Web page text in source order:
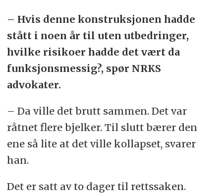
– Hvis denne konstruksjonen hadde
stått i noen år til uten utbedringer,
hvilke risikoer hadde det vært da
funksjonsmessig?, spør NRKS
advokater.
– Da ville det brutt sammen. Det var
råtnet flere bjelker. Til slutt bærer den
ene så lite at det ville kollapset, svarer
han.
Det er satt av to dager til rettssaken.